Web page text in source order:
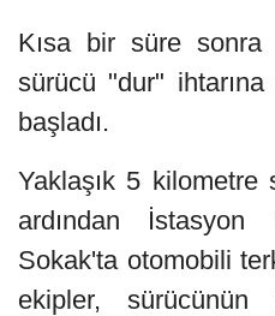
Kısa bir süre
sürücü "dur"
başladı.
Yaklaşık 5 kilometre
ardından İstasyon
Sokak'ta otomobili
ekipler,